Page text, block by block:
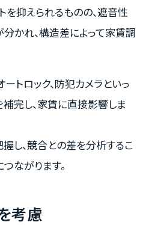
を抑えられるものの、遮音性
かれ、構造差によって家賃調
トロック、防犯カメラといっ
完し、家賃に直接影響しま
し、競合との差を分析するこ
ながります。
考慮